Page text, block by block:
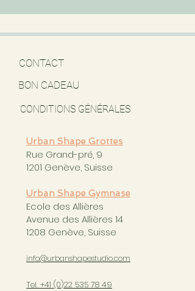
CONTACT
BON CADEAU
CONDITIONS GÉNÉRALES
Urban Shape Grottes
Rue Grand-pré, 9
1201 Genève, Suisse
Urban Shape Gymnase
Ecole des Allières
Avenue des Allières 14
1208 Genève, Suisse
info@urbanshapestudio.com
Tel. +41 (0)22 535 78 49